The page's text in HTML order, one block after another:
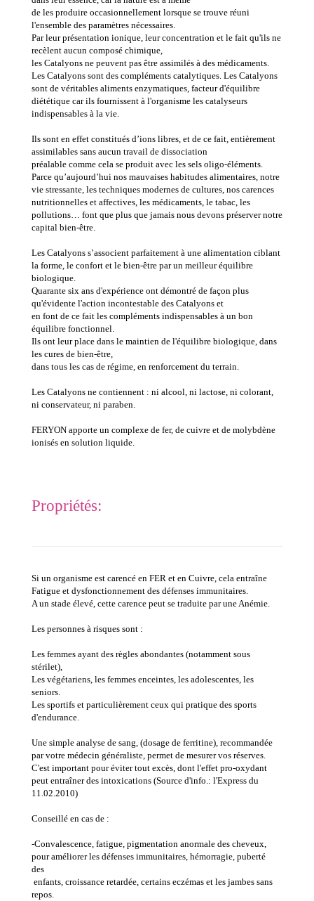
de les produire occasionnellement lorsque se trouve réuni
l'ensemble des paramètres nécessaires.
Par leur présentation ionique, leur concentration et le fait qu'ils ne
recèlent aucun composé chimique,
les Catalyons ne peuvent pas être assimilés à des médicaments.
Les Catalyons sont des compléments catalytiques. Les Catalyons
sont de véritables aliments enzymatiques, facteur d'équilibre
diététique car ils fournissent à l'organisme les catalyseurs
indispensables à la vie.
Ils sont en effet constitués d’ions libres, et de ce fait, entièrement
assimilables sans aucun travail de dissociation
préalable comme cela se produit avec les sels oligo-éléments.
Parce qu’aujourd’hui nos mauvaises habitudes alimentaires, notre
vie stressante, les techniques modernes de cultures, nos carences
nutritionnelles et affectives, les médicaments, le tabac, les
pollutions… font que plus que jamais nous devons préserver notre
capital bien-être.
Les Catalyons s’associent parfaitement à une alimentation ciblant
la forme, le confort et le bien-être par un meilleur équilibre
biologique.
Quarante six ans d'expérience ont démontré de façon plus
qu'évidente l'action incontestable des Catalyons et
en font de ce fait les compléments indispensables à un bon
équilibre fonctionnel.
Ils ont leur place dans le maintien de l'équilibre biologique, dans
les cures de bien-être,
dans tous les cas de régime, en renforcement du terrain.
Les Catalyons ne contiennent : ni alcool, ni lactose, ni colorant,
ni conservateur, ni paraben.
FERYON apporte un complexe de fer, de cuivre et de molybdène
ionisés en solution liquide.
Propriétés:
Si un organisme est carencé en FER et en Cuivre, cela entraîne
Fatigue et dysfonctionnement des défenses immunitaires.
A un stade élevé, cette carence peut se traduite par une Anémie.
Les personnes à risques sont :
Les femmes ayant des règles abondantes (notamment sous
stérilet),
Les végétariens, les femmes enceintes, les adolescentes, les
seniors.
Les sportifs et particulièrement ceux qui pratique des sports
d'endurance.
Une simple analyse de sang, (dosage de ferritine), recommandée
par votre médecin généraliste, permet de mesurer vos réserves.
C'est important pour éviter tout excès, dont l'effet pro-oxydant
peut entraîner des intoxications (Source d'info.: l'Express du
11.02.2010)
Conseillé en cas de :
-Convalescence, fatigue, pigmentation anormale des cheveux,
pour améliorer les défenses immunitaires, hémorragie, puberté
des
enfants, croissance retardée, certains eczémas et les jambes sans
repos.